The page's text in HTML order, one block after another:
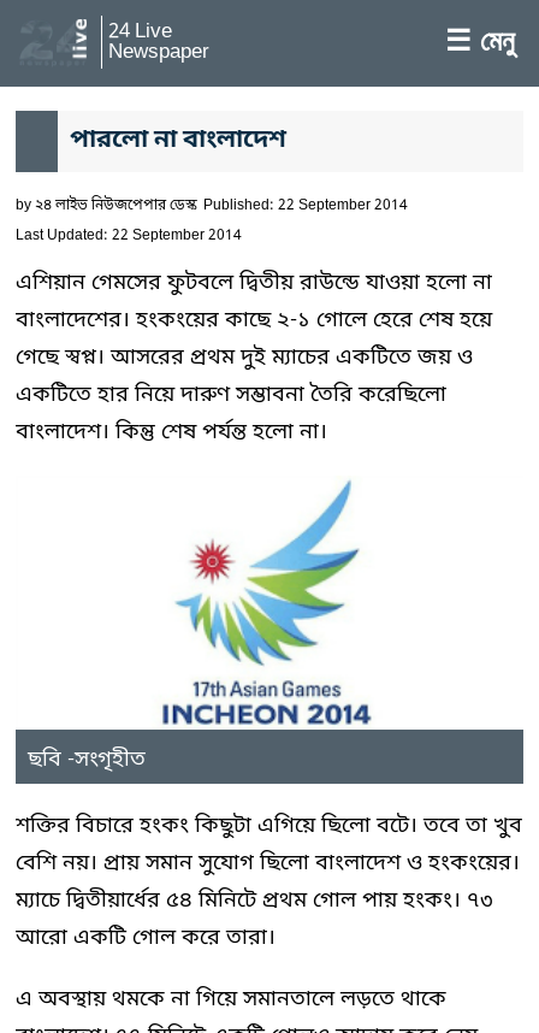
24 Live
Newspaper ☰ মেনু
পারলো না বাংলাদেশ
by২৪ লাইভ নিউজপেপার ডেস্ক Published: 22 September 2014
Last Updated: 22 September 2014
এশিয়ান গেমসের ফুটবলে দ্বিতীয় রাউন্ডে যাওয়া হলো না
বাংলাদেশের। হংকংয়ের কাছে ২-১ গোলে হেরে শেষ হয়ে
গেছে স্বপ্ন। আসরের প্রথম দুই ম্যাচের একটিতে জয় ও
একটিতে হার নিয়ে দারুণ সম্ভাবনা তৈরি করেছিলো
বাংলাদেশ। কিন্তু শেষ পর্যন্ত হলো না।
ছবি -সংগৃহীত
শক্তির বিচারে হংকং কিছুটা এগিয়ে ছিলো বটে। তবে তা খুব
বেশি নয়। প্রায় সমান সুযোগ ছিলো বাংলাদেশ ও হংকংয়ের।
ম্যাচে দ্বিতীয়ার্ধের ৫৪ মিনিটে প্রথম গোল পায় হংকং। ৭৩
আরো একটি গোল করে তারা।
এ অবস্থায় থমকে না গিয়ে সমানতালে লড়তে থাকে